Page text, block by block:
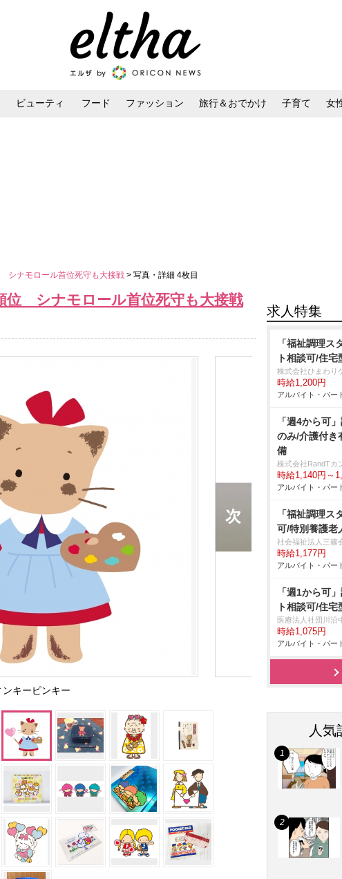
ビューティ フード ファッション 旅行＆おでかけ 子育て 女
シナモロール首位死守も大接戦 > 写真・詳細 4枚目
位 シナモロール首位死守も大接戦
ンキーピンキー
求人特集
「福祉調理ス
ト相談可/住
株式会社ひまわり
時給1,200円
アルバイト・パー
「週4から可
のみ/介護付き
備
株式会社RandTカ
時給1,140円～
アルバイト・パー
「福祉調理ス
可/特別養護老
社会福祉法人三篠
時給1,177円
アルバイト・パー
「週1から可
ト相談可/住
医療法人社団川沿
時給1,075円
アルバイト・パー
人気